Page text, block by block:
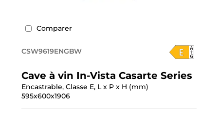
Comparer
CSW9619ENGBW
Cave à vin In-Vista Casarte Series
Encastrable, Classe E, L x P x H (mm)
595x600x1906